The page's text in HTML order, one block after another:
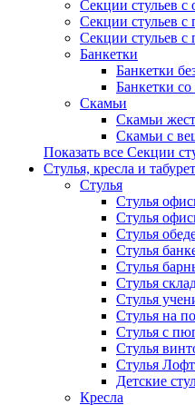
Секции стульев
Секции стульев
Секции стульев
Банкетки
Банкетки
Банкетки
Скамьи
Скамьи
Скамьи с
Показать все Секции
Стулья, кресла и
Стулья
Стулья
Стулья
Стулья
Стулья
Стулья
Стулья
Стулья
Стулья на
Стулья с
Стулья
Стулья Лофт
Детские
Кресла